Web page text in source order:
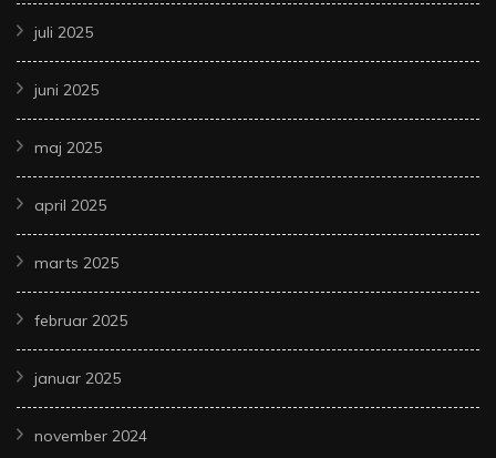
juli 2025
juni 2025
maj 2025
april 2025
marts 2025
februar 2025
januar 2025
november 2024